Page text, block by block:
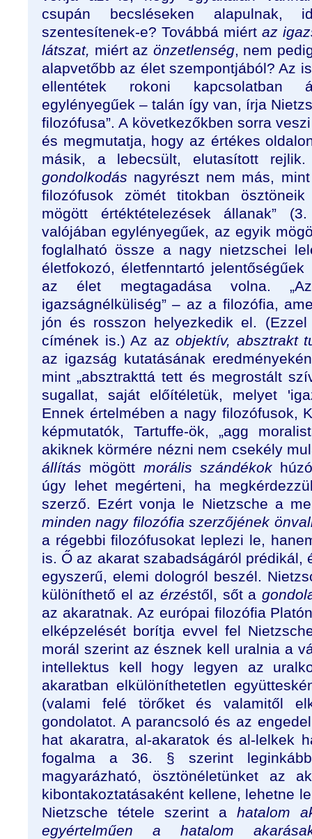
csupán becsléseken alapulnak,
szentesítenek-e? Továbbá miért az
látszat, miért az önzetlenség, nem
alapvetőbb az élet szempontjából? Az
ellentétek rokoni kapcsolatban
egylényegűek – talán így van, írja
filozófusa”. A következőkben sorra
és megmutatja, hogy az értékes
másik, a lebecsült, elutasított
gondolkodás nagyrészt nem más,
filozófusok zömét titokban
mögött értéktételezések állanak”
valójában egylényegűek, az egyik
foglalható össze a nagy nietzschei
életfokozó, életfenntartó
az élet megtagadása volna.
igazságnélküliség” – az a filozófia,
jón és rosszon helyezkedik el.
címének is.) Az az objektív, absztrakt
az igazság kutatásának
mint „absztrakttá tett és megrostált
sugallat, saját előítéletük, melyet
Ennek értelmében a nagy filozófusok,
képmutatók, Tartuffe-ök, „agg
akiknek körmére nézni nem csekély
állítás mögött morális szándékok
úgy lehet megérteni, ha
szerző. Ezért vonja le Nietzsche a
minden nagy filozófia szerzőjének
a régebbi filozófusokat leplezi le,
is. Ő az akarat szabadságáról prédikál,
egyszerű, elemi dologról beszél.
különíthető el az érzéstől, sőt a
az akaratnak. Az európai filozófia
elképzelését borítja evvel fel
morál szerint az észnek kell uralnia a
intellektus kell hogy legyen az
akaratban elkülöníthetetlen
(valami felé törőket és valamitől
gondolatot. A parancsoló és az
hat akaratra, al-akaratok és al-lelkek
fogalma a 36. § szerint
magyarázható, ösztönéletünket az
kibontakoztatásaként kellene, lehetne
Nietzsche tétele szerint a hatalom
egyértelműen a hatalom